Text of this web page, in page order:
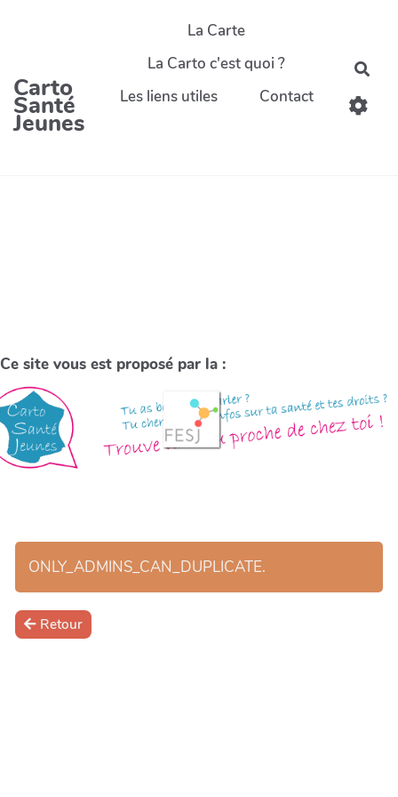
Carto
Santé
Jeunes
La Carte
La Carto c'est quoi ?
Les liens utiles
Contact
Ce site vous est proposé par la :
ONLY_ADMINS_CAN_DUPLICATE.
Retour